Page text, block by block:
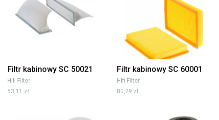
Filtr kabinowy SC 50021
Hifi Filter
53,11 zł
Filtr kabinowy SC 60001
Hifi Filter
80,29 zł